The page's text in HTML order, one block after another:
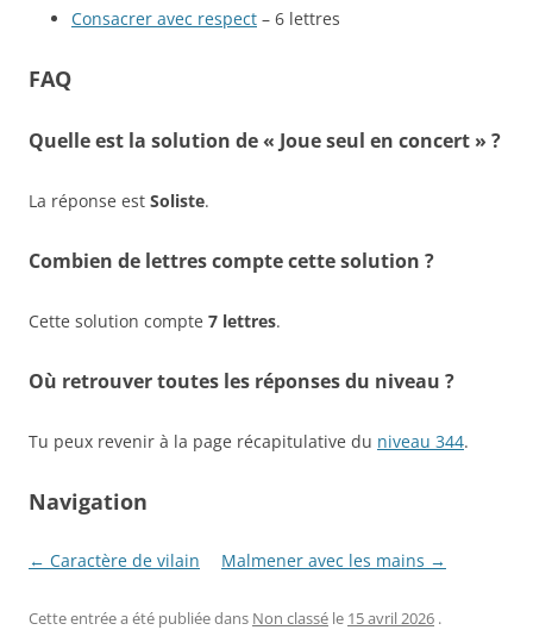
Consacrer avec respect – 6 lettres
FAQ
Quelle est la solution de « Joue seul en concert » ?
La réponse est Soliste.
Combien de lettres compte cette solution ?
Cette solution compte 7 lettres.
Où retrouver toutes les réponses du niveau ?
Tu peux revenir à la page récapitulative du niveau 344.
Navigation
← Caractère de vilain Malmener avec les mains →
Cette entrée a été publiée dans Non classé le 15 avril 2026 .